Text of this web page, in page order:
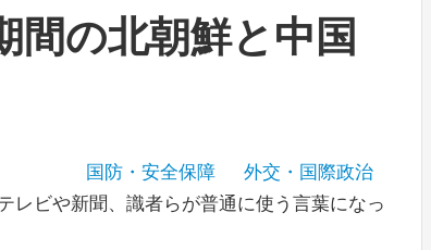
間の北朝鮮と中国
国防・安全保障
外交・国際政治
レビや新聞、識者らが普通に使う言葉になっ